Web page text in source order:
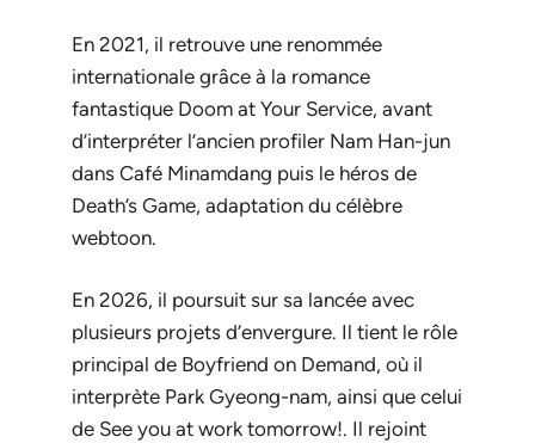
En 2021, il retrouve une renommée
internationale grâce à la romance
fantastique Doom at Your Service, avant
d’interpréter l’ancien profiler Nam Han-jun
dans Café Minamdang puis le héros de
Death’s Game, adaptation du célèbre
webtoon.
En 2026, il poursuit sur sa lancée avec
plusieurs projets d’envergure. Il tient le rôle
principal de Boyfriend on Demand, où il
interprète Park Gyeong-nam, ainsi que celui
de See you at work tomorrow!. Il rejoint